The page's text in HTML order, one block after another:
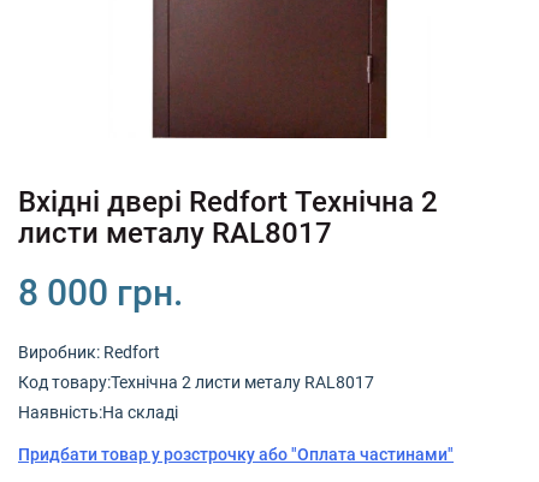
Вхідні двері Redfort Технічна 2
листи металу RAL8017
8 000 грн.
Виробник: Redfort
Код товару:Технічна 2 листи металу RAL8017
Наявність:На складі
Придбати товар у розстрочку або "Оплата частинами"